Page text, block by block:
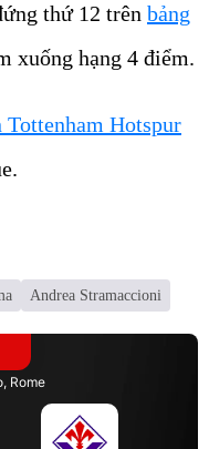
thứ 12 trên bảng
xuống hạng 4 điểm.
Tottenham Hotspur
Andrea Stramaccioni
Rome